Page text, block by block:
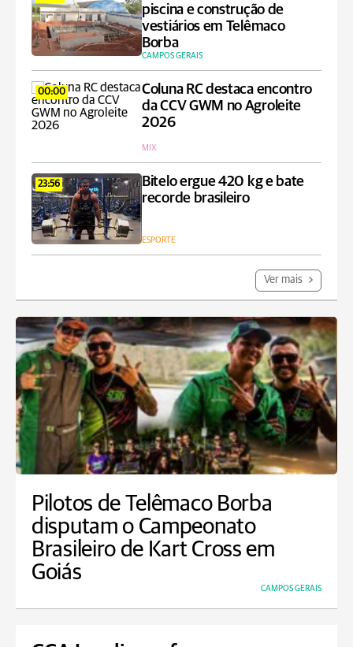
piscina e construção de
vestiários em Telêmaco
Borba
CAMPOS GERAIS
00:00
Coluna RC destaca encontro
da CCV GWM no Agroleite
2026
MIX
23:56
Bitelo ergue 420 kg e bate
recorde brasileiro
ESPORTE
Ver mais
Pilotos de Telêmaco Borba
disputam o Campeonato
Brasileiro de Kart Cross em
Goiás
CAMPOS GERAIS